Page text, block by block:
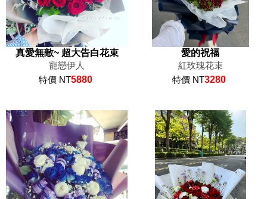
真愛無敵~ 超大告白花束
寵戀伊人
特價 NT5880
愛的祝福
紅玫瑰花束
特價 NT3280